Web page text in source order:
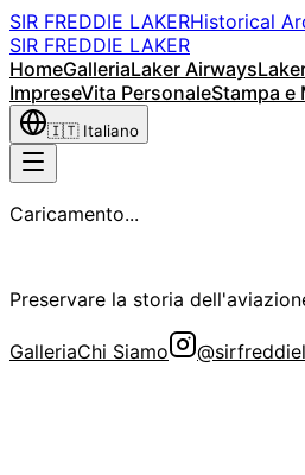
SIR FREDDIE LAKERHistorical
SIR FREDDIE LAKER
HomeGalleriaLaker Airways
ImpreseVita PersonaleStampa e
🇮🇹 Italiano
Caricamento...
Preservare la storia
GalleriaChi Siamo